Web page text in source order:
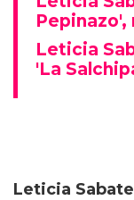
Pepinazo',
Leticia
'La
Leticia